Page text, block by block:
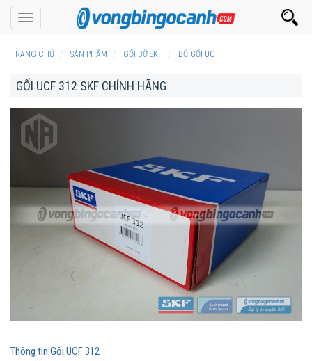
Toggle
navigation
TRANG CHỦ SẢN PHẨM GỐI ĐỠ SKF BỘ GỐI UC
GỐI UCF 312 SKF CHÍNH HÃNG
Thông tin Gối UCF 312